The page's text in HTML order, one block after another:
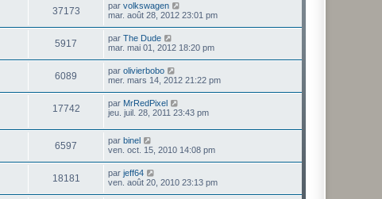
37173 par volkswagen
mar. août 28, 2012 23:01 pm
5917 par The Dude
mar. mai 01, 2012 18:20 pm
6089 par olivierbobo
mer. mars 14, 2012 21:22 pm
17742 par MrRedPixel
jeu. juil. 28, 2011 23:43 pm
6597 par binel
ven. oct. 15, 2010 14:08 pm
18181 par jeff64
ven. août 20, 2010 23:13 pm